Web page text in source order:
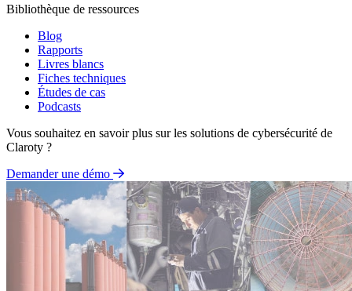
Bibliothèque de ressources
Blog
Rapports
Livres blancs
Fiches techniques
Études de cas
Podcasts
Vous souhaitez en savoir plus sur les solutions de cybersécurité de
Claroty ?
Demander une démo